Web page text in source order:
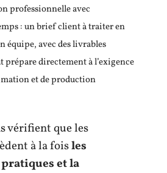
professionnelle avec
: un brief client à traiter en
équipe, avec des livrables
prépare directement à l’exigence
et de production
vérifient que les
à la foisles
et la